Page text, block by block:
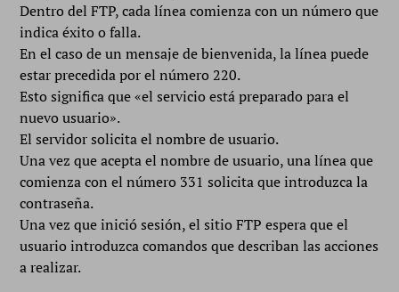
Dentro del FTP, cada línea comienza con un número que
indica éxito o falla.
En el caso de un mensaje de bienvenida, la línea puede
estar precedida por el número 220.
Esto significa que «el servicio está preparado para el
nuevo usuario».
El servidor solicita el nombre de usuario.
Una vez que acepta el nombre de usuario, una línea que
comienza con el número 331 solicita que introduzca la
contraseña.
Una vez que inició sesión, el sitio FTP espera que el
usuario introduzca comandos que describan las acciones
a realizar.